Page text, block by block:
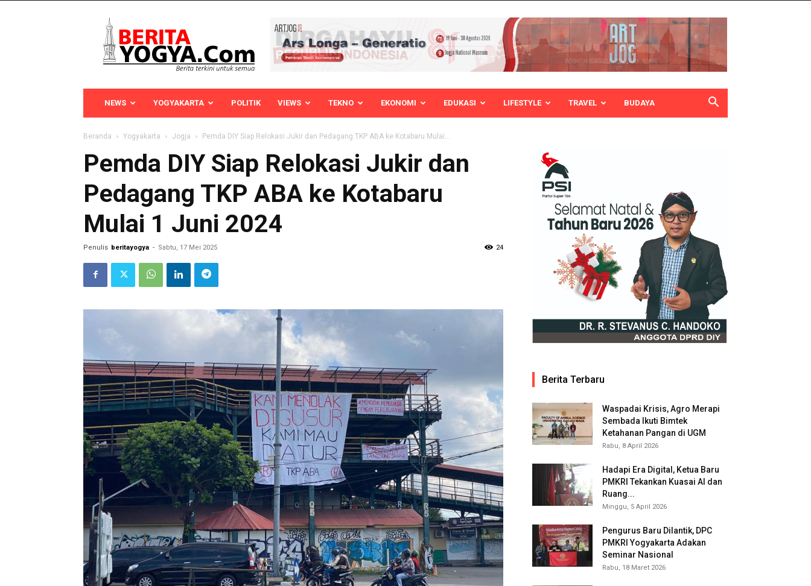
Yogya
NEWS YOGYAKARTA POLITIK VIEWS TEKNO EKONOMI EDUKASI LIFESTYLE TRAVEL BUDAYA
Beranda Yogyakarta Jogja Pemda DIY Siap Relokasi Jukir dan Pedagang TKP ABA ke Kotabaru Mulai...
Pemda DIY Siap Relokasi Jukir dan
Pedagang TKP ABA ke Kotabaru
Mulai 1 Juni 2024
Penulis beritayogya - Sabtu, 17 Mei 2025 24
Berita Terbaru
Waspadai Krisis, Agro Merapi
Sembada Ikuti Bimtek
Ketahanan Pangan di UGM
Rabu, 8 April 2026
Hadapi Era Digital, Ketua Baru
PMKRI Tekankan Kuasai AI dan
Ruang...
Minggu, 5 April 2026
Pengurus Baru Dilantik, DPC
PMKRI Yogyakarta Adakan
Seminar Nasional
Rabu, 18 Maret 2026